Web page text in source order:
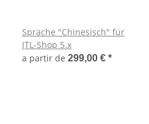
Sprache "Chinesisch" für
JTL-Shop 5.x
a partir de 299,00 € *